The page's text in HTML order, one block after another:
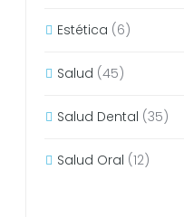
Estética (6)
Salud (45)
Salud Dental (35)
Salud Oral (12)